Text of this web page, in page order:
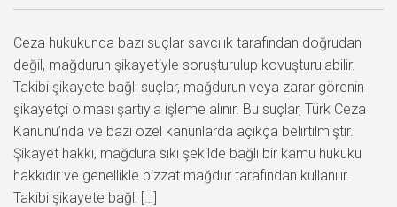
Ceza hukukunda bazı suçlar savcılık tarafından doğrudan
değil, mağdurun şikayetiyle soruşturulup kovuşturulabilir.
Takibi şikayete bağlı suçlar, mağdurun veya zarar görenin
şikayetçi olması şartıyla işleme alınır. Bu suçlar, Türk Ceza
Kanunu’nda ve bazı özel kanunlarda açıkça belirtilmiştir.
Şikayet hakkı, mağdura sıkı şekilde bağlı bir kamu hukuku
hakkıdır ve genellikle bizzat mağdur tarafından kullanılır.
Takibi şikayete bağlı […]